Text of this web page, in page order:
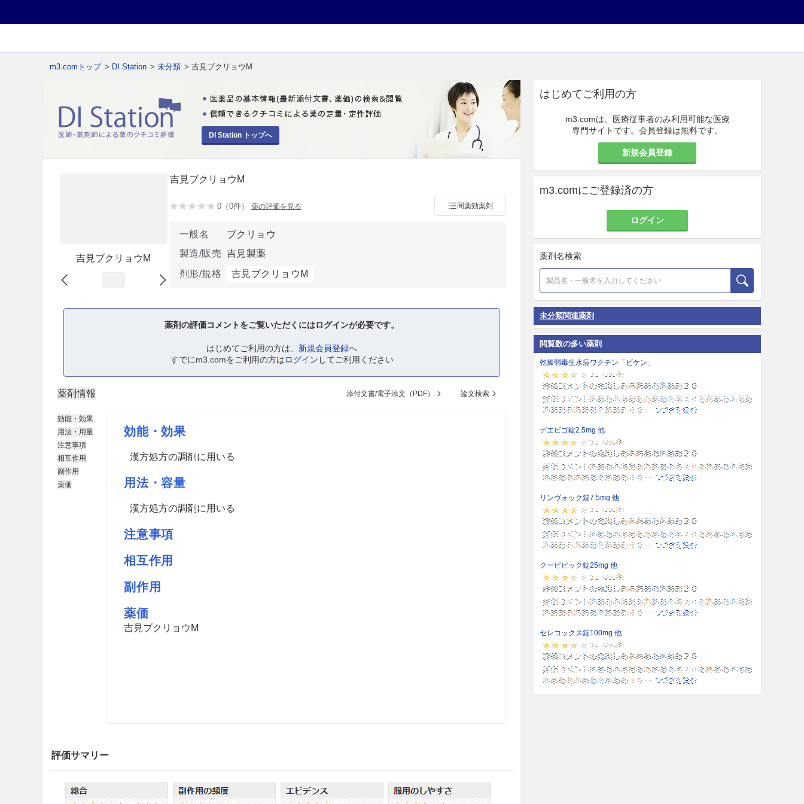
m3.comトップ > DI Station > 未分類 > 吉見ブクリョウM
DI Station トップへ
吉見ブクリョウM
吉見ブクリョウM
0（0件） 薬の評価を見る 同薬効薬剤
一般名
ブクリョウ
製造/販売 吉見製薬
剤形/規格
吉見ブクリョウM
薬剤の評価コメントをご覧いただくにはログインが必要です。
はじめてご利用の方は、 新規会員登録へ
すでにm3.comをご利用の方はログイン してご利用ください
薬剤情報 添付文書/電子添文（PDF） 論文検索
効能・効果
用法・用量
注意事項
相互作用
副作用
薬価
効能・効果
漢方処方の調剤に用いる
用法・容量
漢方処方の調剤に用いる
注意事項
相互作用
副作用
薬価
吉見ブクリョウM
評価サマリー
はじめてご利用の方
m3.comは、医療従事者のみ利用可能な医療
専門サイトです。会員登録は無料です。
新規会員登録
m3.comにご登録済の方
ログイン
薬剤名検索
未分類関連薬剤
閲覧数の多い薬剤
乾燥弱毒生水痘ワクチン「ビケン」
デエビゴ錠2.5mg 他
リンヴォック錠7.5mg 他
クービビック錠25mg 他
セレコックス錠100mg 他